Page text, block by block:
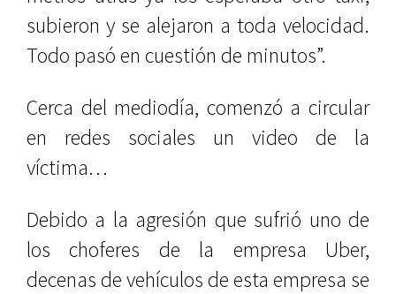
subieron y se alejaron a toda velocidad.
Todo pasó en cuestión de minutos”.
Cerca del mediodía, comenzó a circular
en redes sociales un video de la
víctima…
Debido a la agresión que sufrió uno de
los choferes de la empresa Uber,
decenas de vehículos de esta empresa se